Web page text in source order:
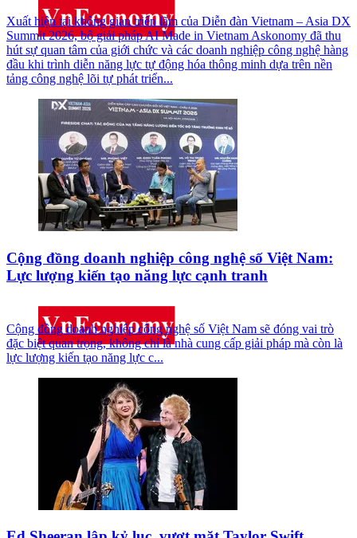
Xuất hiện tại không gian triển lãm của Diễn đàn Vietnam – Asia DX
Summit 2026, bộ giải pháp AI Made in Vietnam Askonomy đã thu
hút sự quan tâm của giới chức và các doanh nghiệp công nghệ hàng
đầu khi trình diễn năng lực tự động hóa thông minh dựa trên nền
tảng công nghệ lõi tự phát triển...
Cộng đồng doanh nghiệp công nghệ số Việt Nam:
Lực lượng kiến tạo năng lực cạnh tranh
Cộng đồng doanh nghiệp công nghệ số Việt Nam sẽ đóng vai trò
đặc biệt quan trọng, không chỉ là nhà cung cấp giải pháp mà còn là
lực lượng kiến tạo năng lực c...